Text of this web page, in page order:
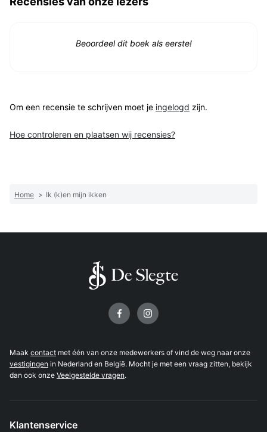
Beoordeel dit boek als eerste!
Om een recensie te schrijven moet je ingelogd zijn.
Hoe controleren en plaatsen wij recensies?
Home > Ik (k)en mijn ikken
Maak contact met één van onze medewerkers of vind de weg naar onze
vestigingen in Nederland en België. Mocht je met een vraag zitten, bekijk
dan ook onze Veelgestelde vragen.
Klantenservice